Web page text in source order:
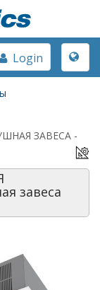
Toggle
Login
ЗАВЕСА -
завеса